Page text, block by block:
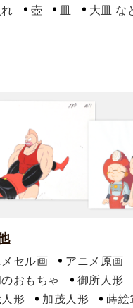
壺 皿 大皿
セル画
アニメ原画
おもちゃ
御所人形
形
加茂人形
蒔絵